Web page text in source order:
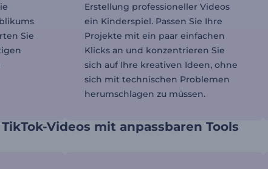
Sie
Erstellung professioneller Videos
ein Kinderspiel. Passen Sie Ihre
Projekte mit ein paar einfachen
Klicks an und konzentrieren Sie
sich auf Ihre kreativen Ideen, ohne
sich mit technischen Problemen
herumschlagen zu müssen.
Videos mit anpassbaren Tools